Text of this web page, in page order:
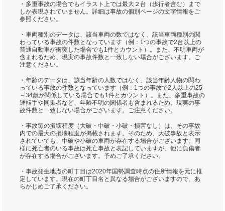
・多重事故の場合でもイラスト上では最大２台（歩行者含む）まで
しか表現されていません。詳細は事故の個別ページの文字情報をご
参照ください。
・車両種別のデータは、該当車両の数ではなく、該当車両種別の関
わっている事故の件数となっています（例：1つの事故で2台以上の
普通自動車が衝突した場合でも1件とカウント）。また、不明車両が
含まれるため、現実の事故件数と一致しない場合がございます。ご
注意ください。
・年齢のデータは、該当年齢の人数ではなく、該当年齢人物の関わ
っている事故の件数となっています（例：1つの事故で2人以上の25
～34歳が関係している場合でも1件とカウント）。また、多重事故の
運転手や同乗者など、年齢不明の関係者も含まれるため、現実の事
故件数と一致しない場合がございます。ご注意ください。
・事故毎の損壊程度（大破・中破・小破・損害なし）は、その事故
内での最大の損壊程度が掲載されます。そのため、大破事故と表示
されていても、中破や小破の車両が存在する場合がございます。同
様に死亡者のいる事故は死亡事故と表記していますが、他に負傷者
が存在する場合がございます。予めご了承ください。
・事故発生地点の町丁目は2020年国勢調査時点の住所情報を元に推
定しています。現在の町丁目名と異なる場合がございますので、あ
らかじめご了承ください。